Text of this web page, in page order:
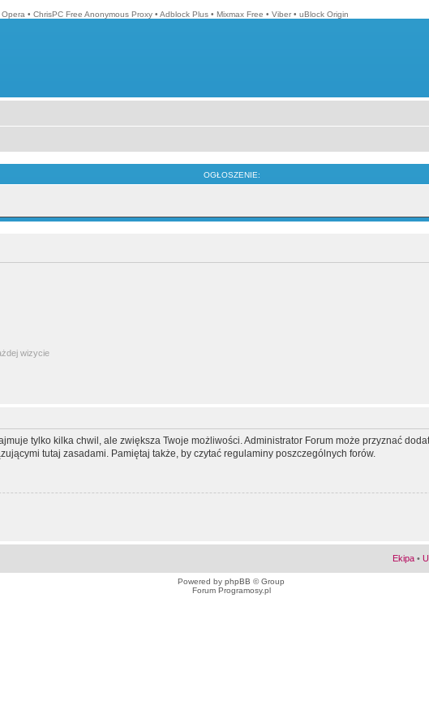
Opera • ChrisPC Free Anonymous Proxy • Adblock Plus • Mixmax Free • Viber • uBlock Origin
OGŁOSZENIE:
wizycie
tylko kilka chwil, ale zwiększa Twoje możliwości. Administrator Forum może przyznać
tutaj zasadami. Pamiętaj także, by czytać regulaminy poszczególnych forów.
Ekipa •
Powered by phpBB © Group
Forum Programosy.pl